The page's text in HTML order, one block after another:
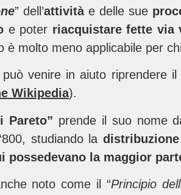
” dell’attività e delle sue
e poter riacquistare fette via
è molto meno applicabile per
venire in aiuto riprendere il
Wikipedia).
Pareto” prende il suo nome
studiando la
possedevano la maggior
noto come il “Principio